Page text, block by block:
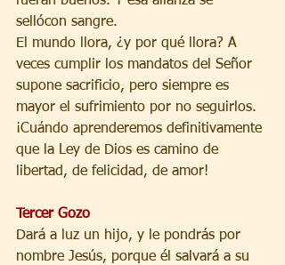
sellócon sangre.
El mundo llora, ¿y por qué llora? A
veces cumplir los mandatos del Señor
supone sacrificio, pero siempre es
mayor el sufrimiento por no seguirlos.
¡Cuándo aprenderemos definitivamente
que la Ley de Dios es camino de
libertad, de felicidad, de amor!
Tercer Gozo
Dará a luz un hijo, y le pondrás por
nombre Jesús, porque él salvará a su